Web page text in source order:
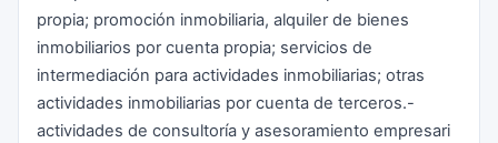
propia; promoción inmobiliaria, alquiler de bienes
inmobiliarios por cuenta propia; servicios de
intermediación para actividades inmobiliarias; otras
actividades inmobiliarias por cuenta de terceros.-
actividades de consultoría y asesoramiento empresari